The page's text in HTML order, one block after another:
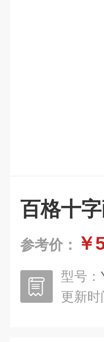
百格十
参考价： ￥
型号：
更新时